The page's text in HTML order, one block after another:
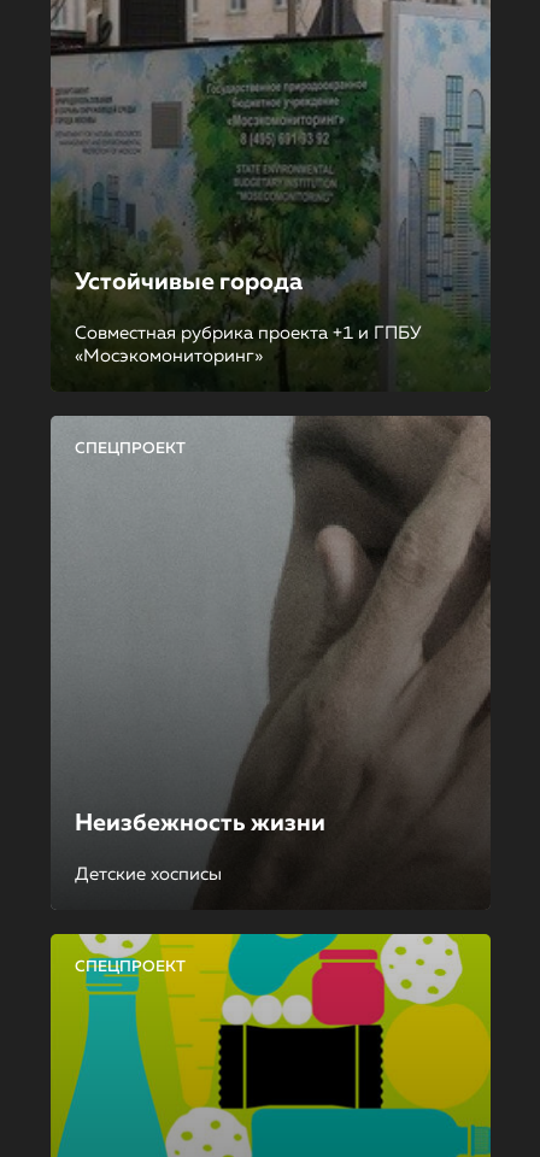
Устойчивые города
Совместная рубрика проекта +1 и ГПБУ
«Мосэкомониторинг»
СПЕЦПРОЕКТ
Неизбежность жизни
Детские хосписы
СПЕЦПРОЕКТ